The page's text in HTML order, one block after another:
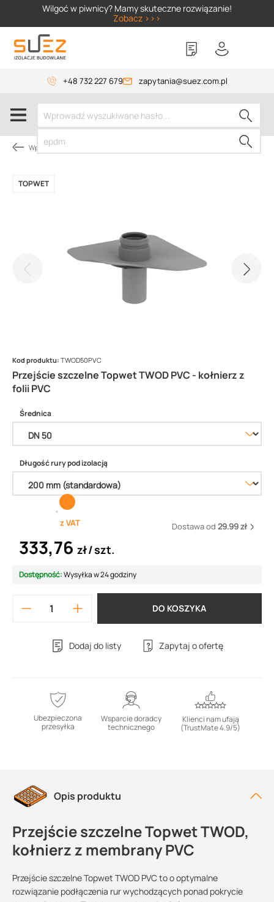
Wilgoć w piwnicy? Mamy skuteczne rozwiązanie!
Zobacz >>>
+48 732 227 679 zapytania@suez.com.pl
Wpusty i akcesoria
Przejście szczelne Topwet TWOD PVC - kołnierz z
folii PVC
TOPWET
Kod produktu: TWOD50PVC
Średnica
Długość rury pod izolacją
z VAT Dostawa od 29.99 zł
333,76 zł szt.
Dostępność:Wysyłka w 24 godziny
DO KOSZYKA
Dodaj do listy Zapytaj o ofertę
Ubezpieczona
przesyłka
Wsparcie doradcy
technicznego
Klienci nam ufają
(TrustMate 4.9/5)
Opis produktu
Przejście szczelne Topwet TWOD,
kołnierz z membrany PVC
Przejście szczelne Topwet TWOD PVC to o optymalne
rozwiązanie podłączenia rur wychodzących ponad pokrycie